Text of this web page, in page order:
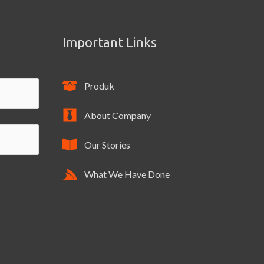
Important Links
Produk
About Company
Our Stories
What We Have Done